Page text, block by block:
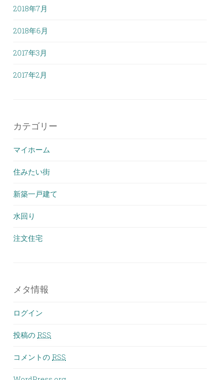
2018年7月
2018年6月
2017年3月
2017年2月
カテゴリー
マイホーム
住みたい街
新築一戸建て
水回り
注文住宅
メタ情報
ログイン
投稿の RSS
コメントの RSS